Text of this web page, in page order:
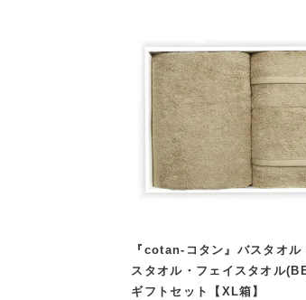
『cotan-コタン』バスタオル
スタオル・フェイスタオル
ギフトセット【XL箱】